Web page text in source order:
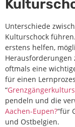
Unterschiede
Kulturschock
erstens helfen,
Herausforderungen
oftmals eine
für einen
“
pendeln und die
Aachen-Eupen?“für
und Ostbelgien.